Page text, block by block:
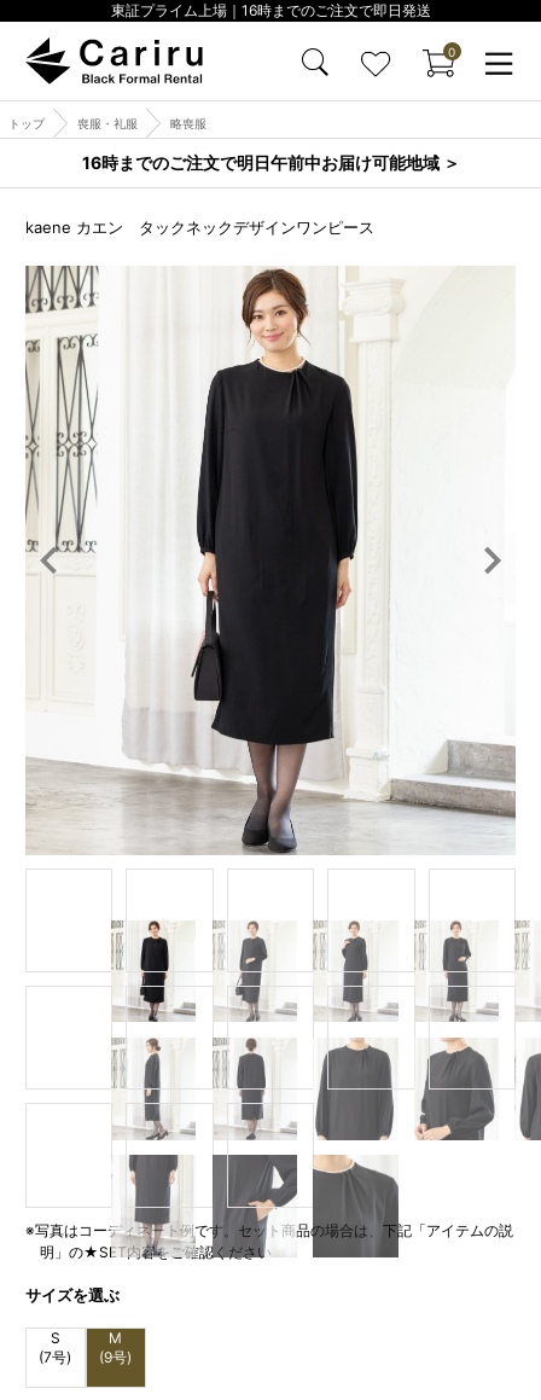
東証プライム上場｜16時までのご注文で即日発送
0
トップ 喪服・礼服 略喪服
16時までのご注文で明日午前中お届け可能地域 ＞
kaene カエン タックネックデザインワンピース
Item
※写真はコーディネート例です。セット商品の場合は、下記「アイテムの説
明」の★SET内容をご確認ください
サイズを選ぶ
S
(7号)
M
(9号)